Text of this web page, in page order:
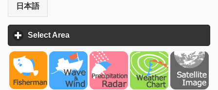
日本語
Select Area